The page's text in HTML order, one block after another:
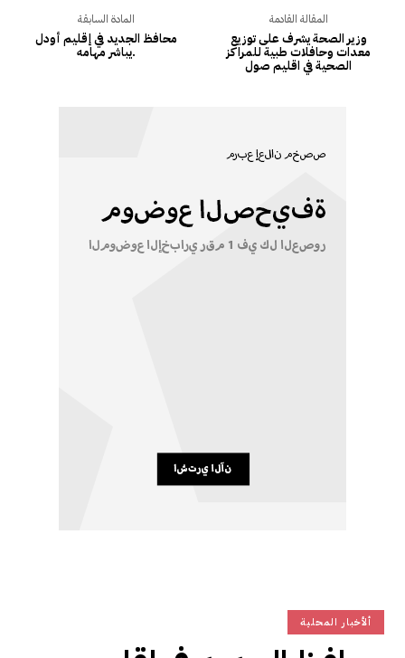
المادة السابقة
محافظ الجديد في إقليم أودل
يباشر مهامه.
المقالة القادمة
وزير الصحة يشرف على توزيع
معدات وحافلات طبية للمراكز
الصحية في اقليم صول